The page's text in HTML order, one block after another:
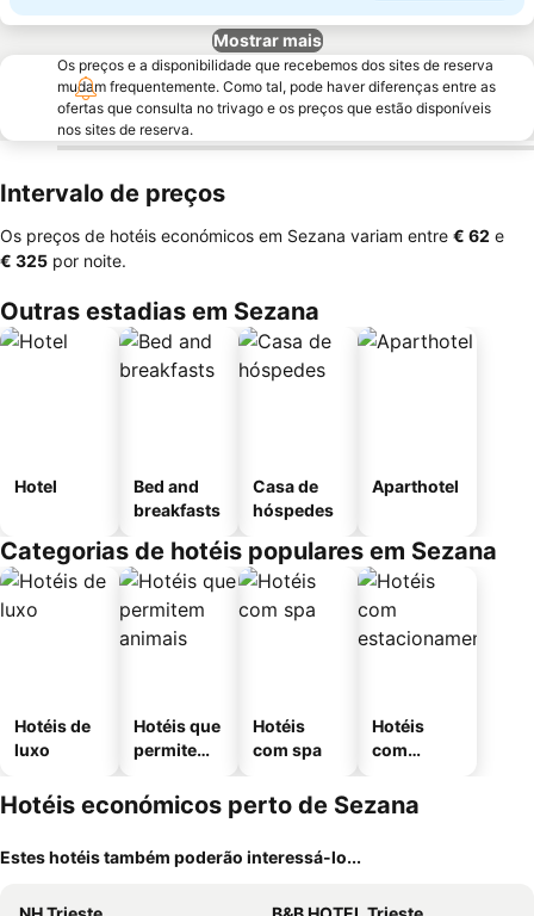
Mostrar mais
Os preços e a disponibilidade que recebemos dos sites de reserva
mudam frequentemente. Como tal, pode haver diferenças entre as
ofertas que consulta no trivago e os preços que estão disponíveis
nos sites de reserva.
Intervalo de preços
Os preços de hotéis económicos em Sezana variam entre ‎€ 62 e
‎€ 325 por noite.
Outras estadias em Sezana
Hotel
Bed and
breakfasts
Casa de
hóspedes
Aparthotel
Categorias de hotéis populares em Sezana
Hotéis de
luxo
Hotéis que
permitem
Hotéis
com spa
Hotéis
com
mento
Hotéis económicos perto de Sezana
Estes hotéis também poderão interessá-lo...